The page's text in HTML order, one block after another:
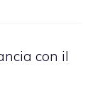
con il